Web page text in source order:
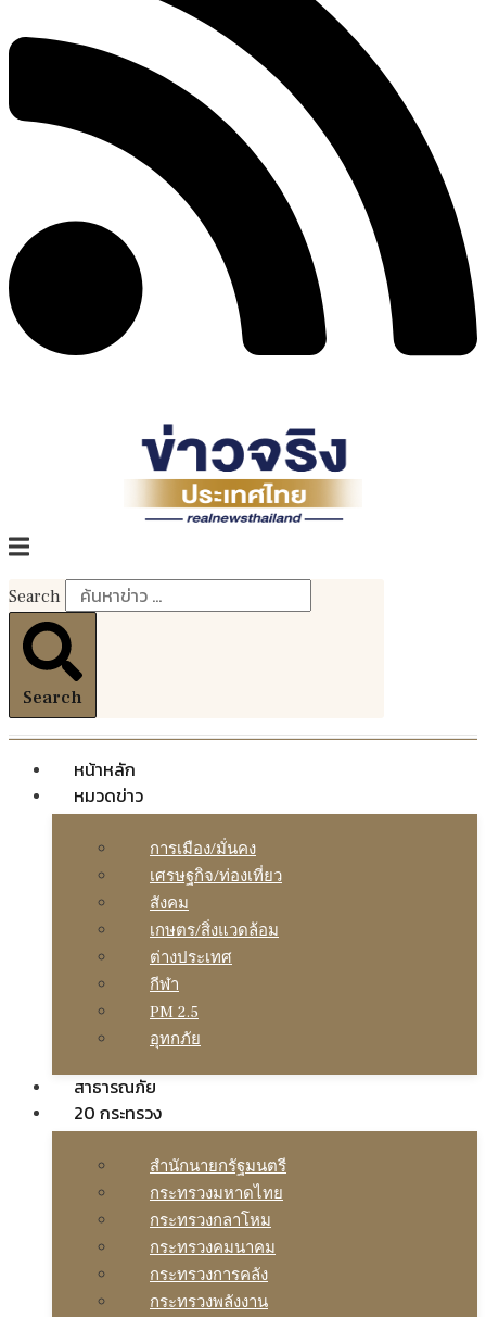
Search
Search
หน้าหลัก
หมวดข่าว
การเมือง/มั่นคง
เศรษฐกิจ/ท่องเที่ยว
สังคม
เกษตร/สิ่งแวดล้อม
ต่างประเทศ
กีฬา
PM 2.5
อุทกภัย
สาธารณภัย
20 กระทรวง
สํานักนายกรัฐมนตรี
กระทรวงมหาดไทย
กระทรวงกลาโหม
กระทรวงคมนาคม
กระทรวงการคลัง
กระทรวงพลังงาน